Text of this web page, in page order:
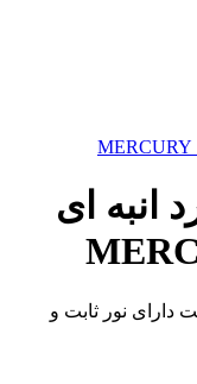
انبه ای
انعطاف پذیری بالا و ضد آب 12 ولت دارای نور ثابت و